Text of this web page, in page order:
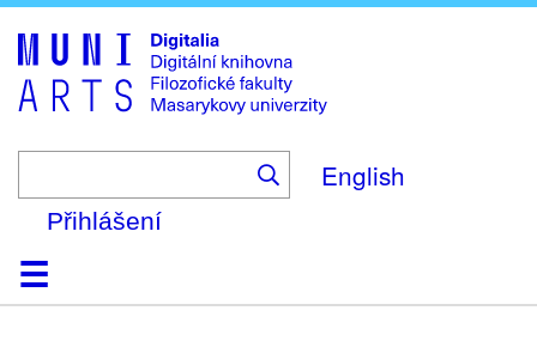
to
main
content
English
Přihlášení
DomůKolekce
Prohlížení
Vyhledávání
O platformě
Nápověda
KontaktDigitalia